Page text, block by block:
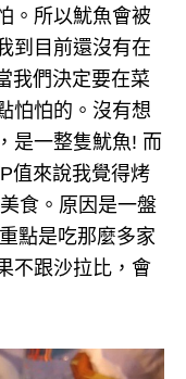
。所以魷魚會被
到目前還沒有在
我們決定要在菜
怕怕的。沒有想
是一整隻魷魚! 而
值來說我覺得烤
食。原因是一盤
點是吃那麼多家
不跟沙拉比，會